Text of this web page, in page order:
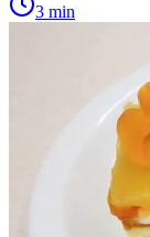
3 min